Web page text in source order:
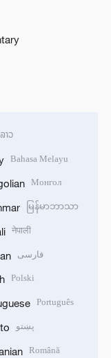
ລາວ
Bahasa Melayu
Монгол
မြန်မာဘာသာ
नेपाली
فارسی
Polski
Português
پښتو
Română